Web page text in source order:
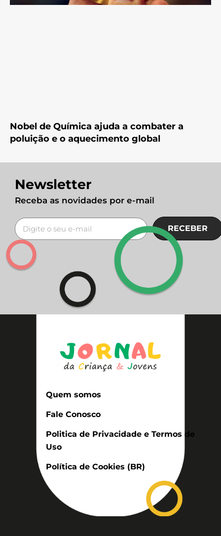
Nobel de Química ajuda a combater a
poluição e o aquecimento global
Newsletter
Receba as novidades por e-mail
RECEBER
Quem somos
Fale Conosco
Politica de Privacidade e Termos de
Uso
Política de Cookies (BR)